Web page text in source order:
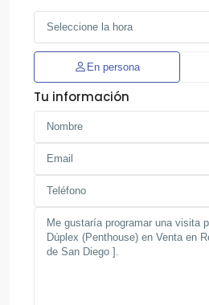
En persona
Tu información